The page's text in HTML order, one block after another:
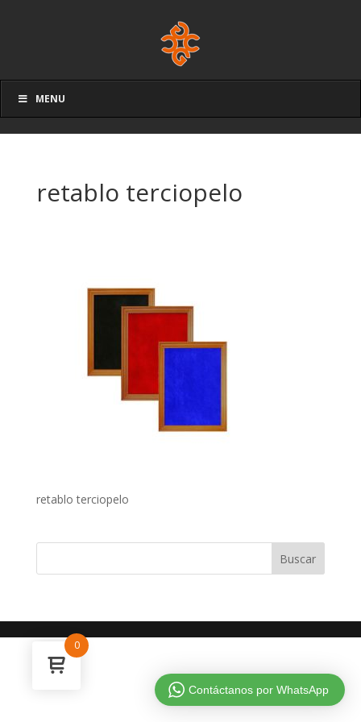
MENU
retablo terciopelo
retablo terciopelo
0
Contáctanos por WhatsApp